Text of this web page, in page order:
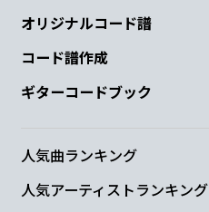
オリジナルコード譜
コード譜作成
ギターコードブック
人気曲ランキング
人気アーティストランキング